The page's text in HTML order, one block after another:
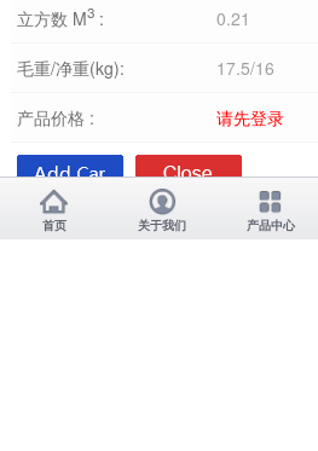
立方数 M3: 0.21
毛重/净重(kg): 17.5/16
产品价格 : 请先登录
首页 关于我们 产品中心